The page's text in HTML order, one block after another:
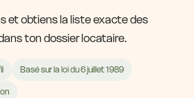
et obtiens la liste exacte des
ton dossier locataire.
Basé sur la loi du 6 juillet 1989